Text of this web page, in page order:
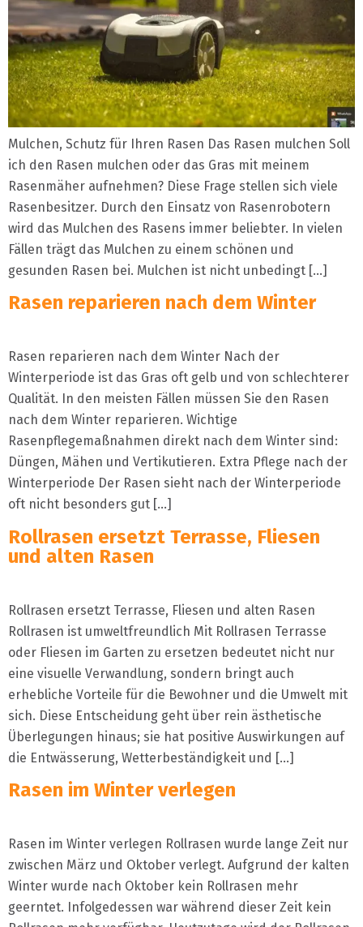
Mulchen, Schutz für Ihren Rasen Das Rasen mulchen Soll
ich den Rasen mulchen oder das Gras mit meinem
Rasenmäher aufnehmen? Diese Frage stellen sich viele
Rasenbesitzer. Durch den Einsatz von Rasenrobotern
wird das Mulchen des Rasens immer beliebter. In vielen
Fällen trägt das Mulchen zu einem schönen und
gesunden Rasen bei. Mulchen ist nicht unbedingt […]
Rasen reparieren nach dem Winter
Rasen reparieren nach dem Winter Nach der
Winterperiode ist das Gras oft gelb und von schlechterer
Qualität. In den meisten Fällen müssen Sie den Rasen
nach dem Winter reparieren. Wichtige
Rasenpflegemaßnahmen direkt nach dem Winter sind:
Düngen, Mähen und Vertikutieren. Extra Pflege nach der
Winterperiode Der Rasen sieht nach der Winterperiode
oft nicht besonders gut […]
Rollrasen ersetzt Terrasse, Fliesen
und alten Rasen
Rollrasen ersetzt Terrasse, Fliesen und alten Rasen
Rollrasen ist umweltfreundlich Mit Rollrasen Terrasse
oder Fliesen im Garten zu ersetzen bedeutet nicht nur
eine visuelle Verwandlung, sondern bringt auch
erhebliche Vorteile für die Bewohner und die Umwelt mit
sich. Diese Entscheidung geht über rein ästhetische
Überlegungen hinaus; sie hat positive Auswirkungen auf
die Entwässerung, Wetterbeständigkeit und […]
Rasen im Winter verlegen
Rasen im Winter verlegen Rollrasen wurde lange Zeit nur
zwischen März und Oktober verlegt. Aufgrund der kalten
Winter wurde nach Oktober kein Rollrasen mehr
geerntet. Infolgedessen war während dieser Zeit kein